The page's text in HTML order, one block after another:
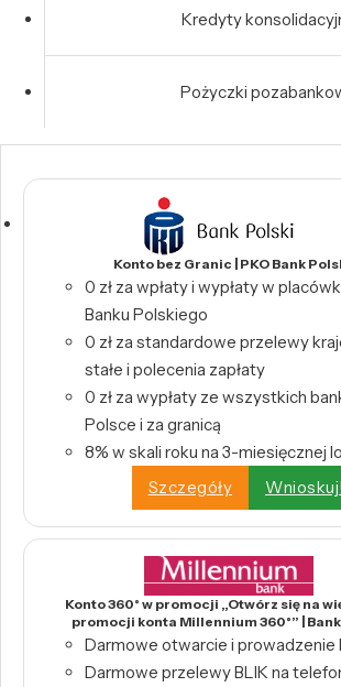
Kredyty
Pożyczki
Konto bez Granic | PKO Bank
0 zł za wpłaty i wypłaty w
Banku Polskiego
0 zł za standardowe przelewy
stałe i polecenia zapłaty
0 zł za wypłaty ze wszystkich
Polsce i za granicą
8% w skali roku na 3-miesięcznej
Szczegóły
Wnioskuj!
Konto 360° w promocji „Otwórz się na
promocji konta Millennium 360°” |
Darmowe otwarcie i prowadzenie
Darmowe przelewy BLIK na